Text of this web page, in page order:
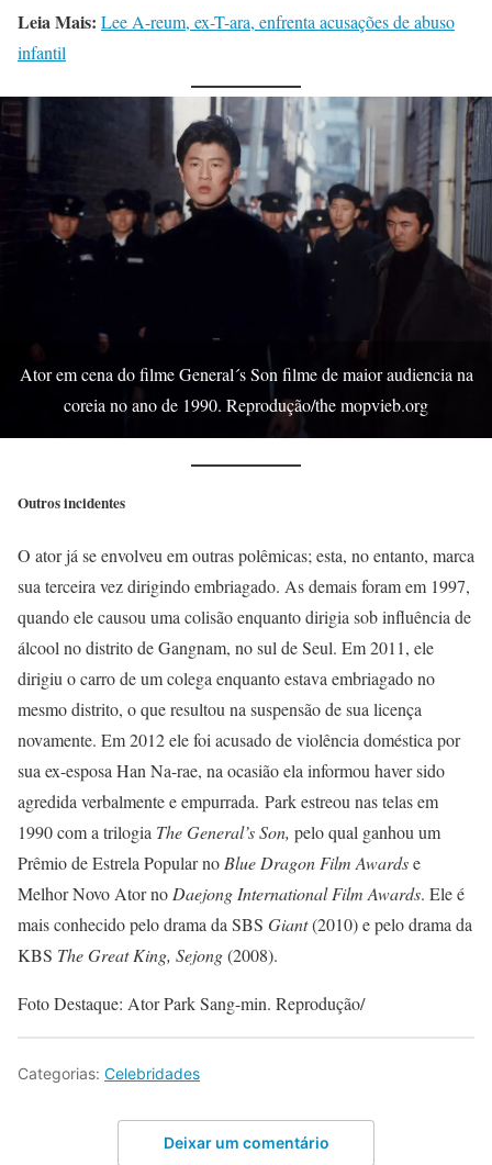
Leia Mais: Lee A-reum, ex-T-ara, enfrenta acusações de abuso
infantil
Ator em cena do filme General´s Son filme de maior audiencia na
coreia no ano de 1990. Reprodução/the mopvieb.org
Outros incidentes
O ator já se envolveu em outras polêmicas; esta, no entanto, marca
sua terceira vez dirigindo embriagado. As demais foram em 1997,
quando ele causou uma colisão enquanto dirigia sob influência de
álcool no distrito de Gangnam, no sul de Seul. Em 2011, ele
dirigiu o carro de um colega enquanto estava embriagado no
mesmo distrito, o que resultou na suspensão de sua licença
novamente. Em 2012 ele foi acusado de violência doméstica por
sua ex-esposa Han Na-rae, na ocasião ela informou haver sido
agredida verbalmente e empurrada. Park estreou nas telas em
1990 com a trilogia The General’s Son, pelo qual ganhou um
Prêmio de Estrela Popular noBlueDragon Film Awardse
Melhor Novo Ator noDaejong International Film Awards. Ele é
mais conhecido pelo drama da SBS Giant(2010) e pelo drama da
KBS The Great King, Sejong(2008).
Foto Destaque: Ator Park Sang-min. Reprodução/
Categorias: Celebridades
Deixar um comentário